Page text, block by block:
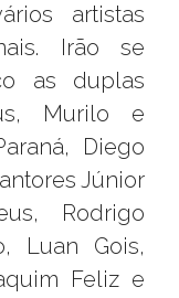
artistas
Irão se
as duplas
Murilo e
Diego
Júnior
Rodrigo
Luan Gois,
Feliz e